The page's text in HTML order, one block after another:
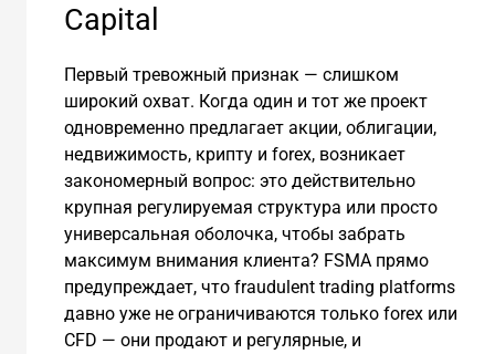
Capital
Первый тревожный признак — слишком
широкий охват. Когда один и тот же проект
одновременно предлагает акции, облигации,
недвижимость, крипту и forex, возникает
закономерный вопрос: это действительно
крупная регулируемая структура или просто
универсальная оболочка, чтобы забрать
максимум внимания клиента? FSMA прямо
предупреждает, что fraudulent trading platforms
давно уже не ограничиваются только forex или
CFD — они продают и регулярные, и